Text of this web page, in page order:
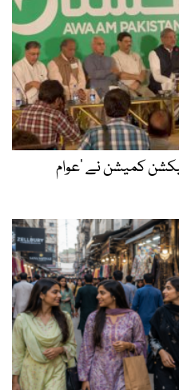
الیکشن کمیشن نے ’عوام